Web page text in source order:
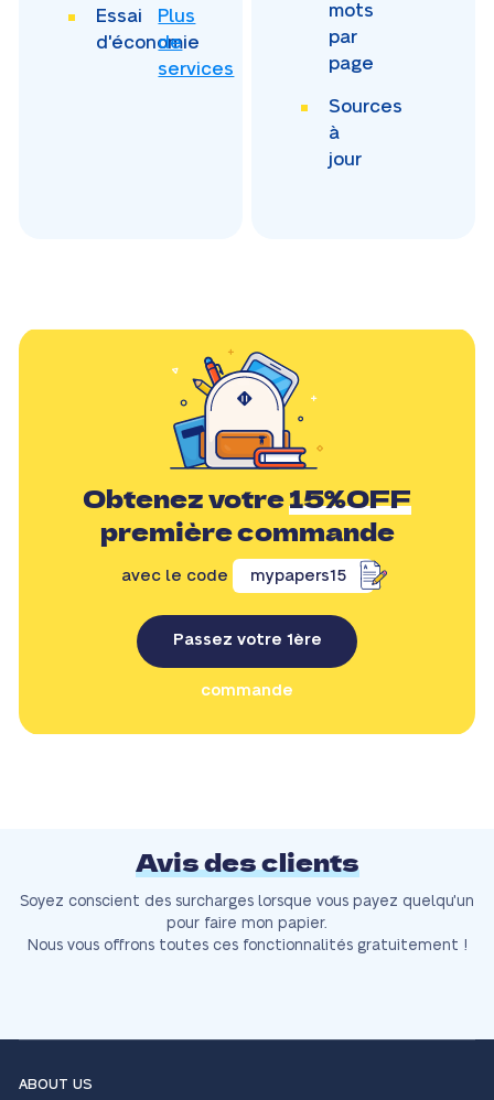
Essai
d'économie
Plus
de
services
mots
par
page
Sources
à
jour
Obtenez votre15%OFF
première commande
avec le code mypapers15
Passez votre 1ère
commande
Avis des clients
Soyez conscient des surcharges lorsque vous payez quelqu'un
pour faire mon papier.
Nous vous offrons toutes ces fonctionnalités gratuitement !
ABOUT US